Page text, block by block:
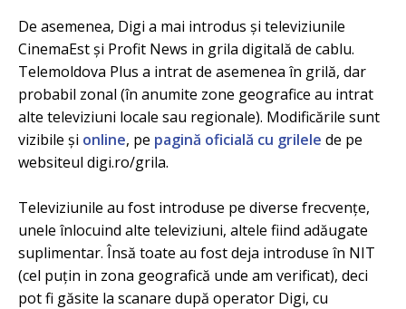
De asemenea, Digi a mai introdus și televiziunile
CinemaEst și Profit News in grila digitală de cablu.
Telemoldova Plus a intrat de asemenea în grilă, dar
probabil zonal (în anumite zone geografice au intrat
alte televiziuni locale sau regionale). Modificările sunt
vizibile și online, pe pagină oficială cu grilele de pe
websiteul digi.ro/grila.
Televiziunile au fost introduse pe diverse frecvențe,
unele înlocuind alte televiziuni, altele fiind adăugate
suplimentar. Însă toate au fost deja introduse în NIT
(cel puțin in zona geografică unde am verificat), deci
pot fi găsite la scanare după operator Digi, cu